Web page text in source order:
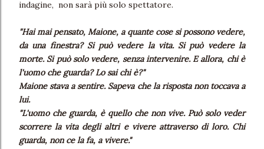
indagine, non sarà più solo spettatore.
"Hai mai pensato, Maione, a quante cose si possono vedere,
da una finestra? Si può vedere la vita. Si può vedere la
morte. Si può solo vedere, senza intervenire. E allora, chi è
l'uomo che guarda? Lo sai chi è?"
Maione stava a sentire. Sapeva che la risposta non toccava a
lui.
"L'uomo che guarda, è quello che non vive. Può solo veder
scorrere la vita degli altri e vivere attraverso di loro. Chi
guarda, non ce la fa, a vivere."